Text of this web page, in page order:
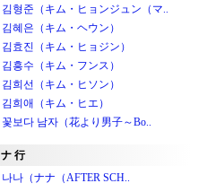
김형준（キム・ヒョンジュン（マ..
김혜은（キム・ヘウン）
김효진（キム・ヒョジン）
김흥수（キム・フンス）
김희선（キム・ヒソン）
김희애（キム・ヒエ）
꽃보다 남자（花より男子～Bo..
ナ 行
나나（ナナ（AFTER SCH..